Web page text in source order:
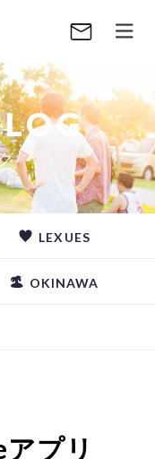
LEXUES
OKINAWA
プリ